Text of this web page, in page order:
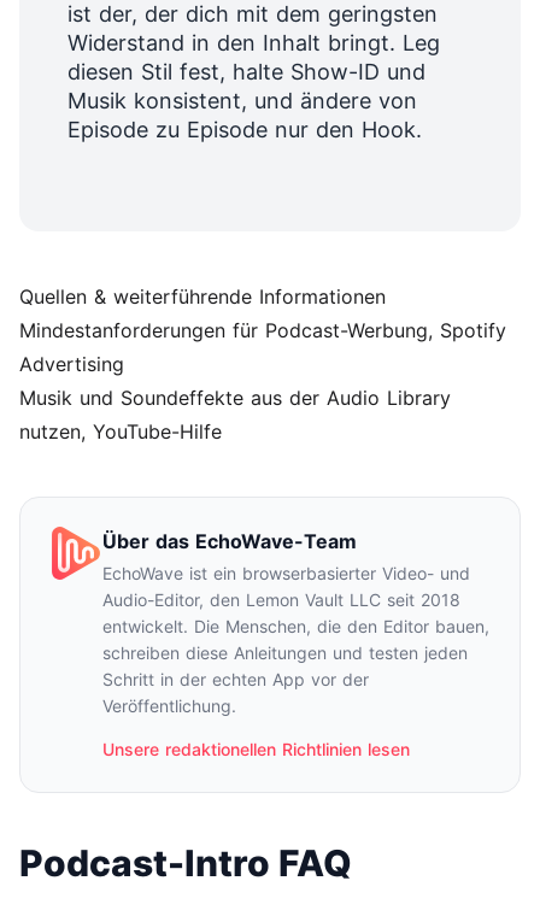
ist der, der dich mit dem geringsten
Widerstand in den Inhalt bringt. Leg
diesen Stil fest, halte Show-ID und
Musik konsistent, und ändere von
Episode zu Episode nur den Hook.
Quellen & weiterführende Informationen
Mindestanforderungen für Podcast-Werbung, Spotify
Advertising
Musik und Soundeffekte aus der Audio Library
nutzen, YouTube-Hilfe
Über das EchoWave-Team
EchoWave ist ein browserbasierter Video- und
Audio-Editor, den Lemon Vault LLC seit 2018
entwickelt. Die Menschen, die den Editor bauen,
schreiben diese Anleitungen und testen jeden
Schritt in der echten App vor der
Veröffentlichung.
Unsere redaktionellen Richtlinien lesen
Podcast-Intro FAQ